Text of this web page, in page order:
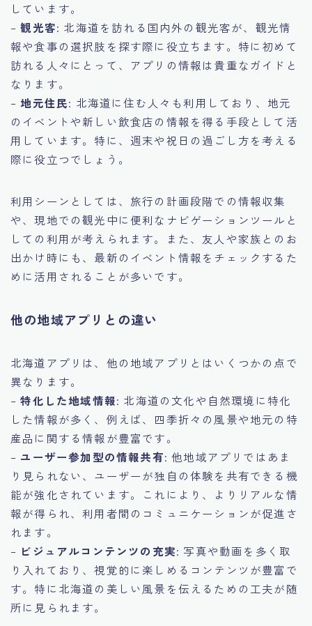
しています。
–観光客: 北海道を訪れる国内外の観光客が、観光情
報や食事の選択肢を探す際に役立ちます。特に初めて
訪れる人々にとって、アプリの情報は貴重なガイドと
なります。
– 地元住民: 北海道に住む人々も利用しており、地元
のイベントや新しい飲食店の情報を得る手段として活
用しています。特に、週末や祝日の過ごし方を考える
際に役立つでしょう。
利用シーンとしては、旅行の計画段階での情報収集
や、現地での観光中に便利なナビゲーションツールと
しての利用が考えられます。また、友人や家族とのお
出かけ時にも、最新のイベント情報をチェックするた
めに活用されることが多いです。
他の地域アプリとの違い
北海道アプリは、他の地域アプリとはいくつかの点で
異なります。
–特化した地域情報: 北海道の文化や自然環境に特化
した情報が多く、例えば、四季折々の風景や地元の特
産品に関する情報が豊富です。
– ユーザー参加型の情報共有: 他地域アプリではあま
り見られない、ユーザーが独自の体験を共有できる機
能が強化されています。これにより、よりリアルな情
報が得られ、利用者間のコミュニケーションが促進さ
れます。
– ビジュアルコンテンツの充実: 写真や動画を多く取
り入れており、視覚的に楽しめるコンテンツが豊富で
す。特に北海道の美しい風景を伝えるための工夫が随
所に見られます。